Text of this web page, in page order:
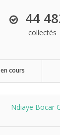
44
collectés
en cours
Ndiaye Bocar